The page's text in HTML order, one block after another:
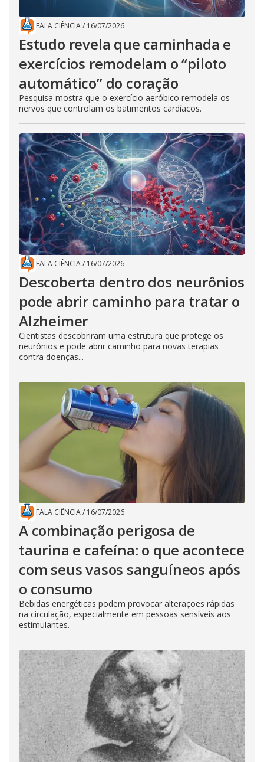
FALA CIÊNCIA/ 16/07/2026
Estudo revela que caminhada e
exercícios remodelam o “piloto
automático” do coração
Pesquisa mostra que o exercício aeróbico remodela os
nervos que controlam os batimentos cardíacos.
FALA CIÊNCIA/ 16/07/2026
Descoberta dentro dos neurônios
pode abrir caminho para tratar o
Alzheimer
Cientistas descobriram uma estrutura que protege os
neurônios e pode abrir caminho para novas terapias
contra doenças...
FALA CIÊNCIA/ 16/07/2026
A combinação perigosa de
taurina e cafeína: o que acontece
com seus vasos sanguíneos após
o consumo
Bebidas energéticas podem provocar alterações rápidas
na circulação, especialmente em pessoas sensíveis aos
estimulantes.